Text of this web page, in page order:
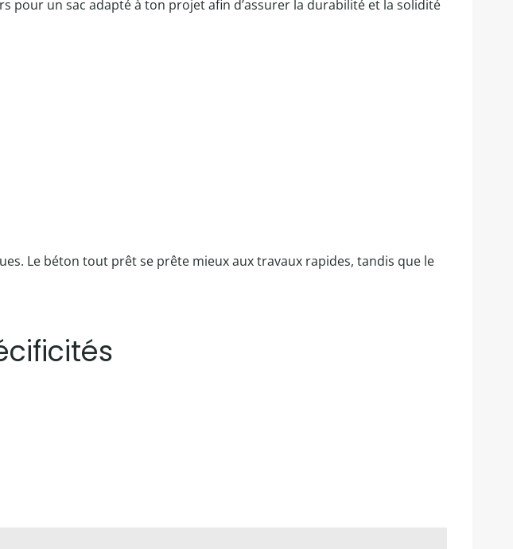
pour un sac adapté à ton projet afin d’assurer la durabilité et la solidité
Le béton tout prêt se prête mieux aux travaux rapides, tandis que le